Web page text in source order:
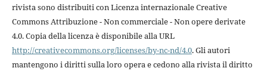
rivista sono distribuiti con Licenza internazionale Creative
Commons Attribuzione - Non commerciale - Non opere derivate
4.0. Copia della licenza è disponibile alla URL
http://creativecommons.org/licenses/by-nc-nd/4.0. Gli autori
mantengono i diritti sulla loro opera e cedono alla rivista il diritto